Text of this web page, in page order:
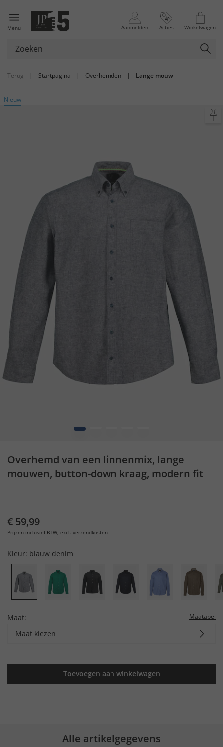
Menu Aanmelden Acties Winkelwagen
Terug | Startpagina | Overhemden | Lange mouw
Nieuw
1
Overhemd van een linnenmix, lange
mouwen, button-down kraag, modern fit
€ 59,99
Prijzen inclusief BTW, excl. verzendkosten
Kleur: blauw denim
Maat: Maatabel
Maat kiezen
Toevoegen aan winkelwagen
Alle artikelgegevens